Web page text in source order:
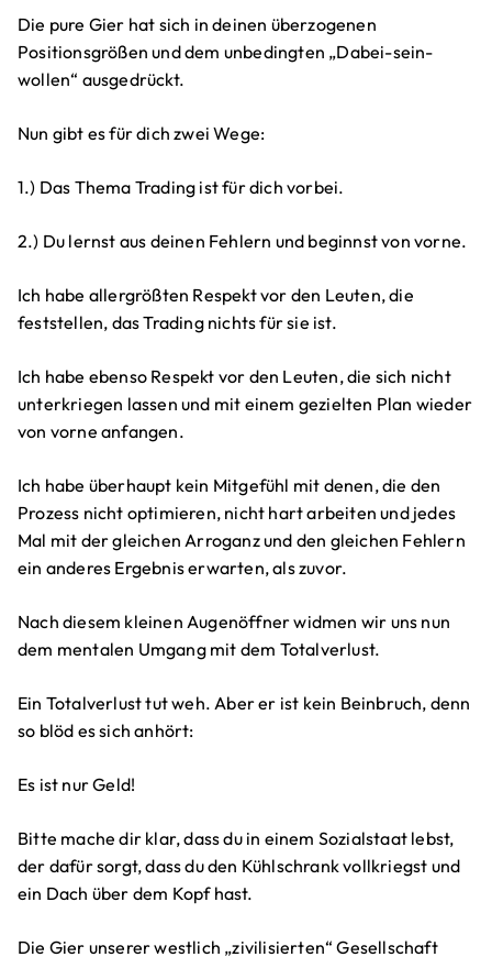
Die pure Gier hat sich in deinen überzogenen
Positionsgrößen und dem unbedingten „Dabei-sein-
wollen“ ausgedrückt.
Nun gibt es für dich zwei Wege:
1.) Das Thema Trading ist für dich vorbei.
2.) Du lernst aus deinen Fehlern und beginnst von vorne.
Ich habe allergrößten Respekt vor den Leuten, die
feststellen, das Trading nichts für sie ist.
Ich habe ebenso Respekt vor den Leuten, die sich nicht
unterkriegen lassen und mit einem gezielten Plan wieder
von vorne anfangen.
Ich habe überhaupt kein Mitgefühl mit denen, die den
Prozess nicht optimieren, nicht hart arbeiten und jedes
Mal mit der gleichen Arroganz und den gleichen Fehlern
ein anderes Ergebnis erwarten, als zuvor.
Nach diesem kleinen Augenöffner widmen wir uns nun
dem mentalen Umgang mit dem Totalverlust.
Ein Totalverlust tut weh. Aber er ist kein Beinbruch, denn
so blöd es sich anhört:
Es ist nur Geld!
Bitte mache dir klar, dass du in einem Sozialstaat lebst,
der dafür sorgt, dass du den Kühlschrank vollkriegst und
ein Dach über dem Kopf hast.
Die Gier unserer westlich „zivilisierten“ Gesellschaft